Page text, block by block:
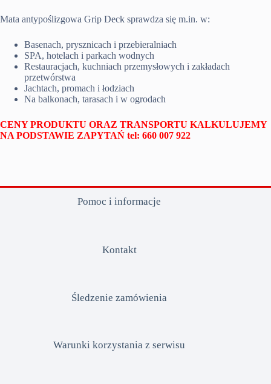
Mata antypoślizgowa Grip Deck sprawdza się m.in. w:
Basenach, prysznicach i przebieralniach
SPA, hotelach i parkach wodnych
Restauracjach, kuchniach przemysłowych i zakładach
przetwórstwa
Jachtach, promach i łodziach
Na balkonach, tarasach i w ogrodach
CENY PRODUKTU ORAZ TRANSPORTU KALKULUJEMY
NA PODSTAWIE ZAPYTAŃ tel: 660 007 922
Pomoc i informacje
Kontakt
Śledzenie zamówienia
Warunki korzystania z serwisu